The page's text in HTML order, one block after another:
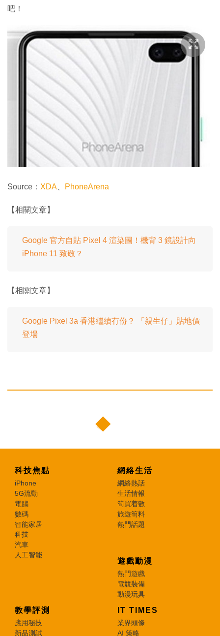
吧！
Source： XDA、 PhoneArena
【相關文章】
Google 官方自貼 Pixel 4 渲染圖！機背 3 鏡設計向
iPhone 11 致敬？
【相關文章】
Google Pixel 3a 香港繼續冇份？ 「親生仔」貼地價
登場
科技焦點
iPhone
5G流動
電腦
數碼
智能家居
科技
汽車
人工智能
網絡生活
網絡熱話
生活情報
筍買着數
旅遊筍料
熱門話題
遊戲動漫
熱門遊戲
電競裝備
動漫玩具
教學評測
應用秘技
新品測試
IT TIMES
業界頭條
AI 策略